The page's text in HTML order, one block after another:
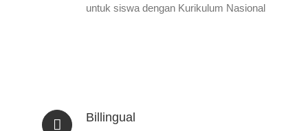
untuk siswa dengan Kurikulum Nasional
Billingual